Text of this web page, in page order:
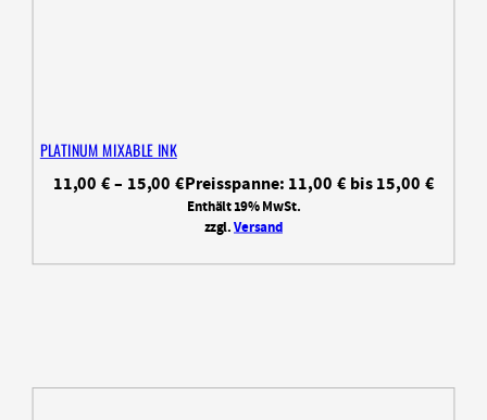
PLATINUM MIXABLE INK
11,00 €– 15,00 €Preisspanne: 11,00 € bis 15,00 €
Enthält 19% MwSt.
zzgl.Versand